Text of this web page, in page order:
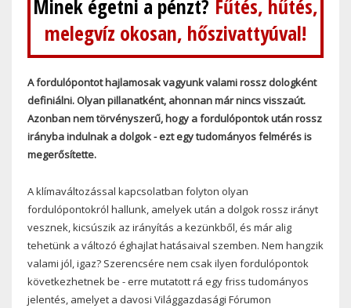
Minek égetni a pénzt? Fűtés, hűtés,
melegvíz okosan, hőszivattyúval!
A fordulópontot hajlamosak vagyunk valami rossz dologként
definiálni. Olyan pillanatként, ahonnan már nincs visszaút.
Azonban nem törvényszerű, hogy a fordulópontok után rossz
irányba indulnak a dolgok - ezt egy tudományos felmérés is
megerősítette.
A klímaváltozással kapcsolatban folyton olyan
fordulópontokról hallunk, amelyek után a dolgok rossz irányt
vesznek, kicsúszik az irányítás a kezünkből, és már alig
tehetünk a változó éghajlat hatásaival szemben. Nem hangzik
valami jól, igaz? Szerencsére nem csak ilyen fordulópontok
következhetnek be - erre mutatott rá egy friss tudományos
jelentés, amelyet a davosi Világgazdasági Fórumon